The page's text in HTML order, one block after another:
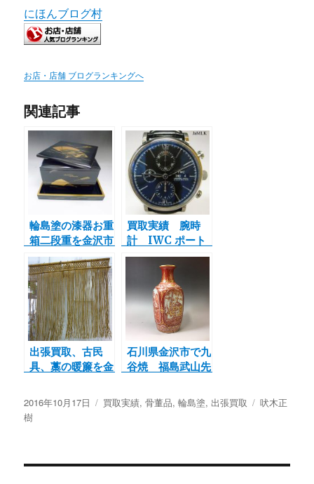
にほんブログ村
お店・店舗 ブログランキングへ
関連記事
輪島塗の漆器お重
箱二段重を金沢市
で出張買取させて
頂きました。
買取実績 腕時
計 IWC ポート
フィノ クロノグ
出張買取、古民
具、藁の暖簾を金
きました。
石川県金沢市で九
谷焼 福島武山先
せて頂きました。
投
稿
2016年10月17日
カ
ー
買取実績,骨董品,輪島塗, 出張買取
タ
吠木正
樹